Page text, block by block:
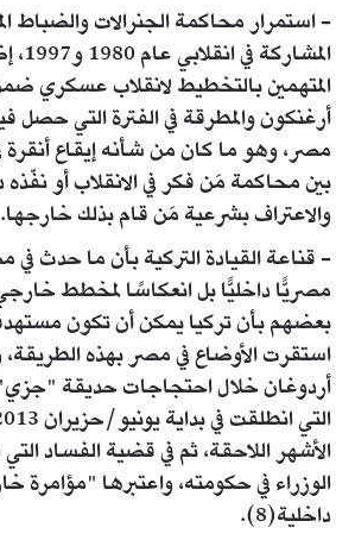
- استمرار محاكمة الجنرالات والضباط
المتهمين بالتخطيط لانقلاب عسكري
أرغنكون والمطرقة في الفترة التي حصل
مصر، وهو ما كان من شأنه إيقاع
بين محاكمة مَن فكر في الانقلاب أو نفّذه
والاعتراف بشرعية مَن قام بذلك خارجها.
- قناعة القيادة التركية بأن ما حدث
مصريًّا داخليًّا بل انعكاسًا لمخطط
بعضهم بأن تركيا يمكن أن تكون
استقرت الأوضاع في مصر بهذه
أردوغان خلال احتجاجات حديقة
الأشهر اللاحقة، ثم في قضية الفساد
الوزراء في حكومته، واعتبرها "مؤامرة
داخلية(8).